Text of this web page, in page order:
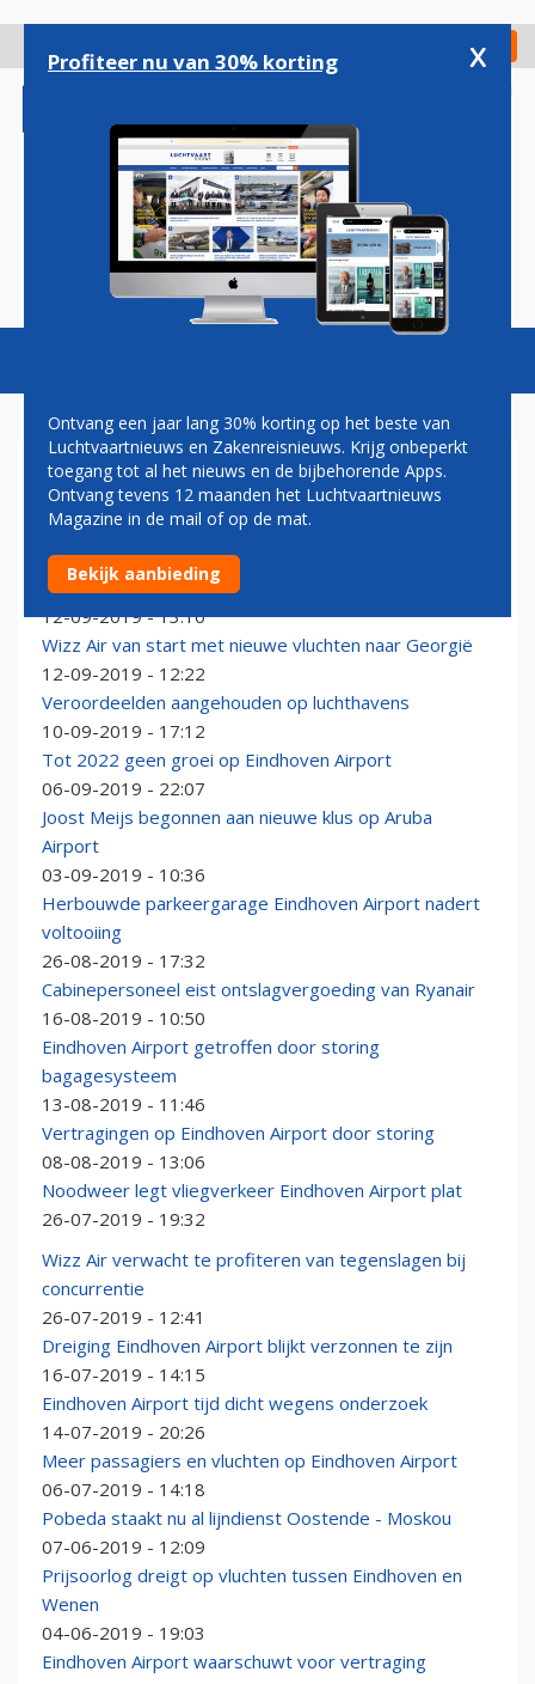
gaan
Check in
Magazine Podcasts Vacatures
EINDHOVEN AIRPORT
Eindhoven Airport: met local rule voorrang geven aan
nieuwe routes
12-09-2019 - 13:10
Wizz Air van start met nieuwe vluchten naar Georgië
12-09-2019 - 12:22
Veroordeelden aangehouden op luchthavens
10-09-2019 - 17:12
Tot 2022 geen groei op Eindhoven Airport
06-09-2019 - 22:07
Joost Meijs begonnen aan nieuwe klus op Aruba
Airport
03-09-2019 - 10:36
Herbouwde parkeergarage Eindhoven Airport nadert
voltooiing
26-08-2019 - 17:32
Cabinepersoneel eist ontslagvergoeding van Ryanair
16-08-2019 - 10:50
Eindhoven Airport getroffen door storing
bagagesysteem
13-08-2019 - 11:46
Vertragingen op Eindhoven Airport door storing
08-08-2019 - 13:06
Noodweer legt vliegverkeer Eindhoven Airport plat
26-07-2019 - 19:32
Wizz Air verwacht te profiteren van tegenslagen bij
concurrentie
26-07-2019 - 12:41
Dreiging Eindhoven Airport blijkt verzonnen te zijn
16-07-2019 - 14:15
Eindhoven Airport tijd dicht wegens onderzoek
14-07-2019 - 20:26
Meer passagiers en vluchten op Eindhoven Airport
06-07-2019 - 14:18
Pobeda staakt nu al lijndienst Oostende - Moskou
07-06-2019 - 12:09
Prijsoorlog dreigt op vluchten tussen Eindhoven en
Wenen
04-06-2019 - 19:03
Eindhoven Airport waarschuwt voor vertraging
Profiteer nu van 30% korting x
Ontvang een jaar lang 30% korting op het beste van
Luchtvaartnieuws en Zakenreisnieuws. Krijg onbeperkt
toegang tot al het nieuws en de bijbehorende Apps.
Ontvang tevens 12 maanden het Luchtvaartnieuws
Magazine in de mail of op de mat.
Bekijk aanbieding